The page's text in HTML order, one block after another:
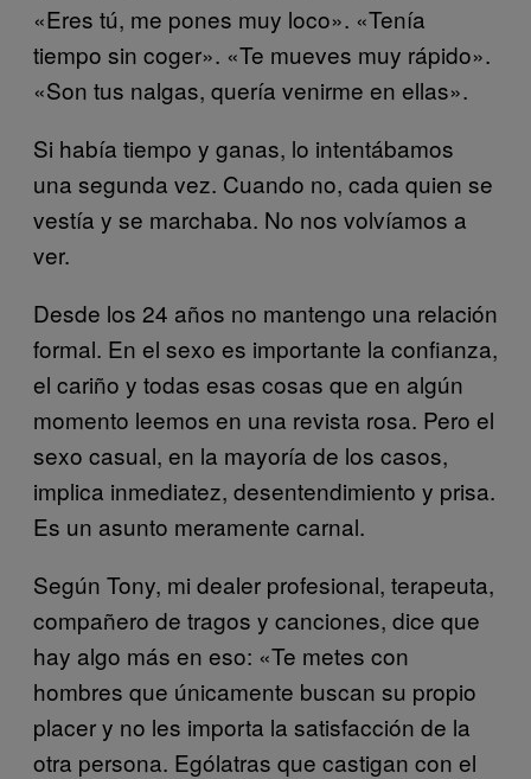
«Eres tú, me pones muy loco». «Tenía
tiempo sin coger». «Te mueves muy rápido».
«Son tus nalgas, quería venirme en ellas».
Si había tiempo y ganas, lo intentábamos
una segunda vez. Cuando no, cada quien se
vestía y se marchaba. No nos volvíamos a
ver.
Desde los 24 años no mantengo una relación
formal. En el sexo es importante la confianza,
el cariño y todas esas cosas que en algún
momento leemos en una revista rosa. Pero el
sexo casual, en la mayoría de los casos,
implica inmediatez, desentendimiento y prisa.
Es un asunto meramente carnal.
Según Tony, mi dealer profesional, terapeuta,
compañero de tragos y canciones, dice que
hay algo más en eso: «Te metes con
hombres que únicamente buscan su propio
placer y no les importa la satisfacción de la
otra persona. Ególatras que castigan con el